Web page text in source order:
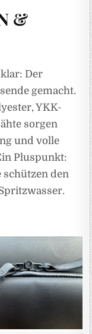
&
Der
gemacht.
YKK-
sorgen
und volle
Pluspunkt:
schützen den